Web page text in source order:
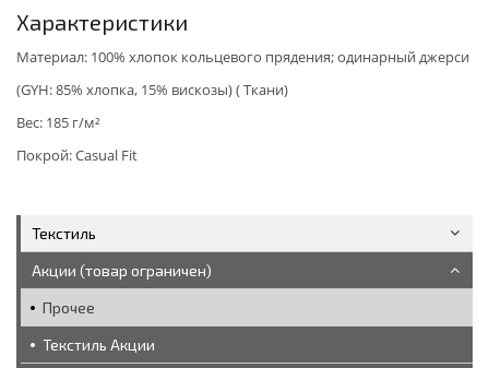
Характеристики
Материал: 100% хлопок кольцевого прядения; одинарный джерси
(GYH: 85% хлопка, 15% вискозы) ( Ткани)
Вес: 185 г/м²
Покрой: Casual Fit
Текстиль
Акции (товар ограничен)
Прочее
Текстиль Акции